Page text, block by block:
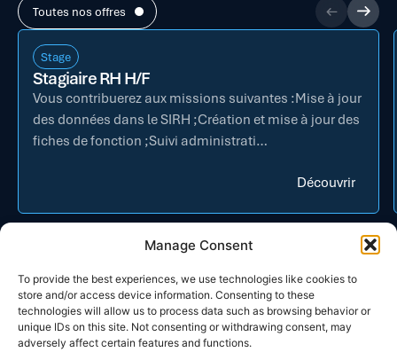
Manage Consent
To provide the best experiences, we use technologies like cookies to
store and/or access device information. Consenting to these
technologies will allow us to process data such as browsing behavior or
unique IDs on this site. Not consenting or withdrawing consent, may
adversely affect certain features and functions.
Toutes nos offres
Stage
Stagiaire RH H/F
Vous contribuerez aux missions suivantes :Mise à jour
des données dans le SIRH ;Création et mise à jour des
fiches de fonction ;Suivi administrati…
Découvrir
Contact
6 chemin de Vignalis31130 FlourensFrance